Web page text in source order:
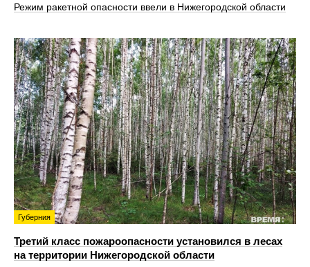
Режим ракетной опасности ввели в Нижегородской области
Губерния
Третий класс пожароопасности установился в лесах
на территории Нижегородской области